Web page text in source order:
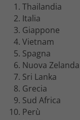
Thailandia
Italia
Giappone
Vietnam
Spagna
Nuova Zelanda
Sri Lanka
Grecia
Sud Africa
Perù